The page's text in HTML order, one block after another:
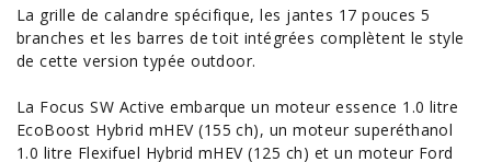
La grille de calandre spécifique, les jantes 17 pouces 5
branches et les barres de toit intégrées complètent le style
de cette version typée outdoor.
La Focus SW Active embarque un moteur essence 1.0 litre
EcoBoost Hybrid mHEV (155 ch), un moteur superéthanol
1.0 litre Flexifuel Hybrid mHEV (125 ch) et un moteur Ford